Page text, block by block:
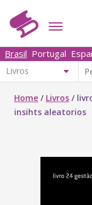
Brasil Portugal
Home / Livros /
insihts aleatorios